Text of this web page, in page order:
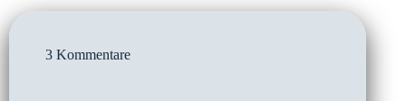
3 Kommentare